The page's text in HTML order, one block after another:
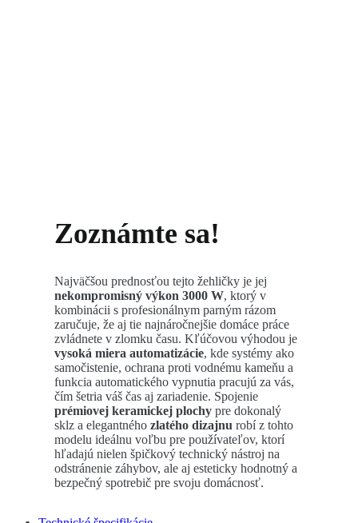
Zoznámte sa!
Najväčšou prednosťou tejto žehličky je jej
nekompromisný výkon 3000 W, ktorý v
kombinácii s profesionálnym parným rázom
zaručuje, že aj tie najnáročnejšie domáce práce
zvládnete v zlomku času. Kľúčovou výhodou je
vysoká miera automatizácie, kde systémy ako
samočistenie, ochrana proti vodnému kameňu a
funkcia automatického vypnutia pracujú za vás,
čím šetria váš čas aj zariadenie. Spojenie
prémiovej keramickej plochy pre dokonalý
sklz a elegantného zlatého dizajnu robí z tohto
modelu ideálnu voľbu pre používateľov, ktorí
hľadajú nielen špičkový technický nástroj na
odstránenie záhybov, ale aj esteticky hodnotný a
bezpečný spotrebič pre svoju domácnosť.